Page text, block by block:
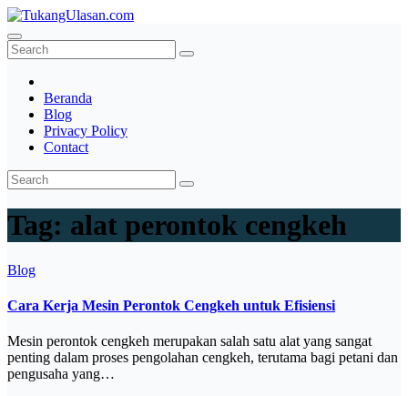
Skip
to
content
TukangUlasan.com
Baca Aja Dulu!
Beranda
Blog
Privacy Policy
Contact
Tag: alat perontok cengkeh
Blog
Cara Kerja Mesin Perontok Cengkeh untuk Efisiensi
Mesin perontok cengkeh merupakan salah satu alat yang sangat
penting dalam proses pengolahan cengkeh, terutama bagi petani dan
pengusaha yang…